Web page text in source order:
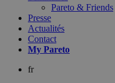
Pareto & Friends
Presse
Actualités
Contact
My Pareto
fr